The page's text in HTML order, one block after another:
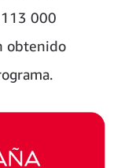
000
obtenido